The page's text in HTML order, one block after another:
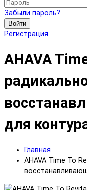
Забыли пароль?
Войти
Регистрация
AHAVA
для
Главная
AHAVA Time To